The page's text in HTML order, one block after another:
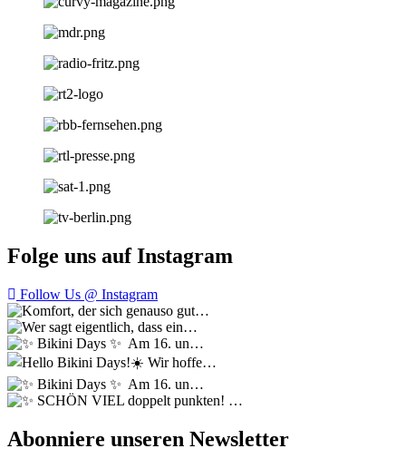
Folge uns auf Instagram
Follow Us @ Instagram
Abonniere unseren Newsletter